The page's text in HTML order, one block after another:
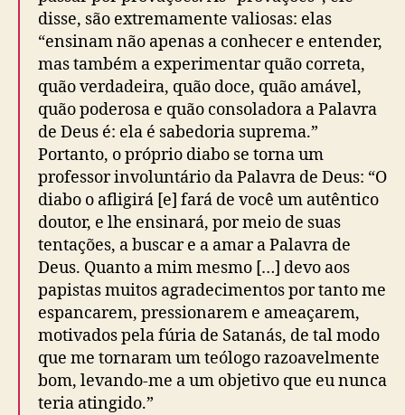
disse, são extremamente valiosas: elas
“ensinam não apenas a conhecer e entender,
mas também a experimentar quão correta,
quão verdadeira, quão doce, quão amável,
quão poderosa e quão consoladora a Palavra
de Deus é: ela é sabedoria suprema.”
Portanto, o próprio diabo se torna um
professor involuntário da Palavra de Deus: “O
diabo o afligirá [e] fará de você um autêntico
doutor, e lhe ensinará, por meio de suas
tentações, a buscar e a amar a Palavra de
Deus. Quanto a mim mesmo […] devo aos
papistas muitos agradecimentos por tanto me
espancarem, pressionarem e ameaçarem,
motivados pela fúria de Satanás, de tal modo
que me tornaram um teólogo razoavelmente
bom, levando-me a um objetivo que eu nunca
teria atingido.”